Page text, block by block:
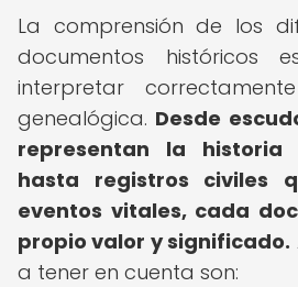
La comprensión de los
documentos históricos
interpretar
genealógica. Desde
representan la
hasta registros civiles
eventos vitales, cada
propio valor y significado.
a tener en cuenta son: